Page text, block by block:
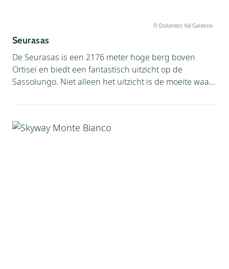
© Dolomites Val Gardena
Seurasas
De Seurasas is een 2176 meter hoge berg boven
Ortisei en biedt een fantastisch uitzicht op de
Sassolungo. Niet alleen het uitzicht is de moeite waa...